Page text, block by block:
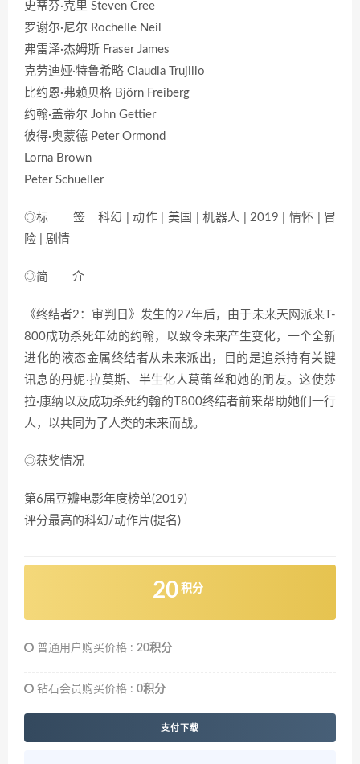
史蒂芬·克里 Steven Cree
罗谢尔·尼尔 Rochelle Neil
弗雷泽·杰姆斯 Fraser James
克劳迪娅·特鲁希略 Claudia Trujillo
比约恩·弗赖贝格 Björn Freiberg
约翰·盖蒂尔 John Gettier
彼得·奥蒙德 Peter Ormond
Lorna Brown
Peter Schueller
◎标 签 科幻 | 动作 | 美国 | 机器人 | 2019 | 情怀 | 冒
险 | 剧情
◎简 介
《终结者2：审判日》发生的27年后，由于未来天网派来T-
800成功杀死年幼的约翰，以致令未来产生变化，一个全新
进化的液态金属终结者从未来派出，目的是追杀持有关键
讯息的丹妮·拉莫斯、半生化人葛蕾丝和她的朋友。这使莎
拉·康纳以及成功杀死约翰的T800终结者前来帮助她们一行
人，以共同为了人类的未来而战。
◎获奖情况
第6届豆瓣电影年度榜单(2019)
评分最高的科幻/动作片(提名)
20 积分
普通用户购买价格 : 20积分
钻石会员购买价格 : 0积分
支付下载